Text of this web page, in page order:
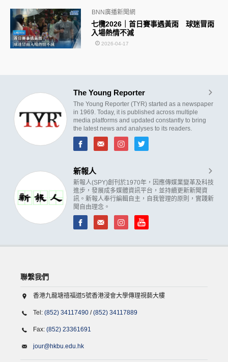
七欖2026｜首日賽事遇黃雨 球迷冒雨
入場熱情不減
BNN廣播新聞網
2026-04-17
The Young Reporter
The Young Reporter (TYR) started as a newspaper
in 1969. Today, it is published across multiple
media platforms and updated constantly to bring
the latest news and analyses to its readers.
新報人
新報人(SPY)創刊於1970年，因應傳媒業變革及科技
進步，發展成多媒體資訊平台，並持續更新新聞資
訊。新報人奉行編輯自主，自我管理的原則，實踐新
聞自由理念。
聯繫我們
香港九龍塘禧福道5號香港浸會大學傳理視藝大樓
Tel: (852) 34117490 /(852) 34117889
Fax: (852) 23361691
jour@hkbu.edu.hk